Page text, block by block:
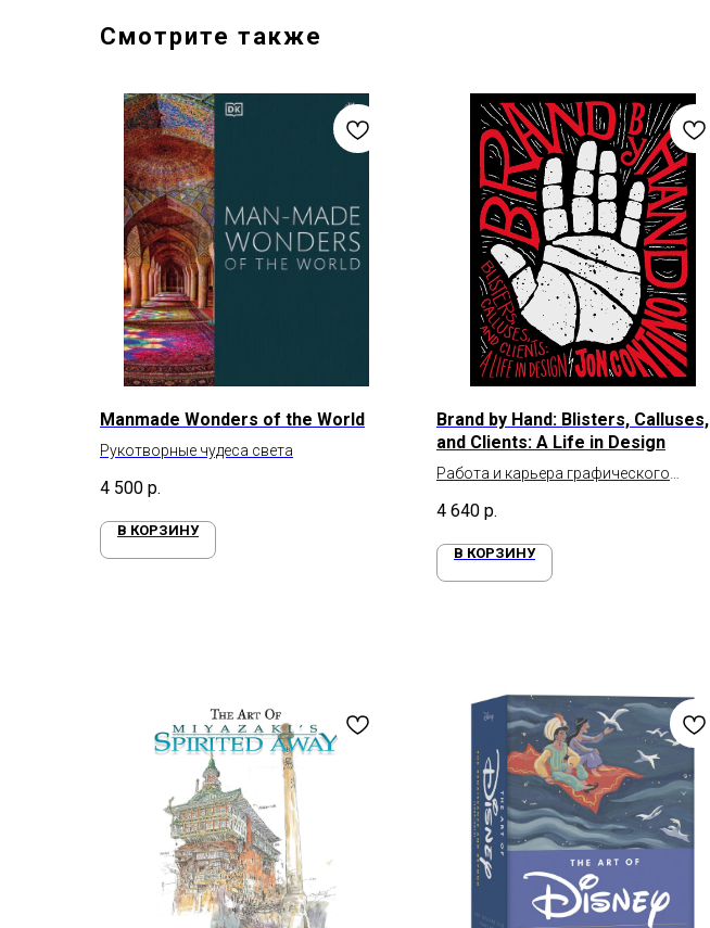
Смотрите также
Manmade Wonders of the World
Рукотворные чудеса света
4 500 р.
В КОРЗИНУ
Brand by Hand: Blisters, Calluses,
and Clients: A Life in Design
Работа и карьера графического
4 640 р.
В КОРЗИНУ